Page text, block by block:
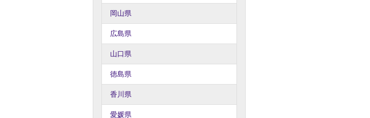
岡山県
広島県
山口県
徳島県
香川県
愛媛県